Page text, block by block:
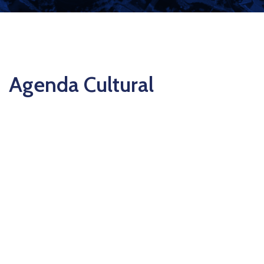
Agenda Cultural